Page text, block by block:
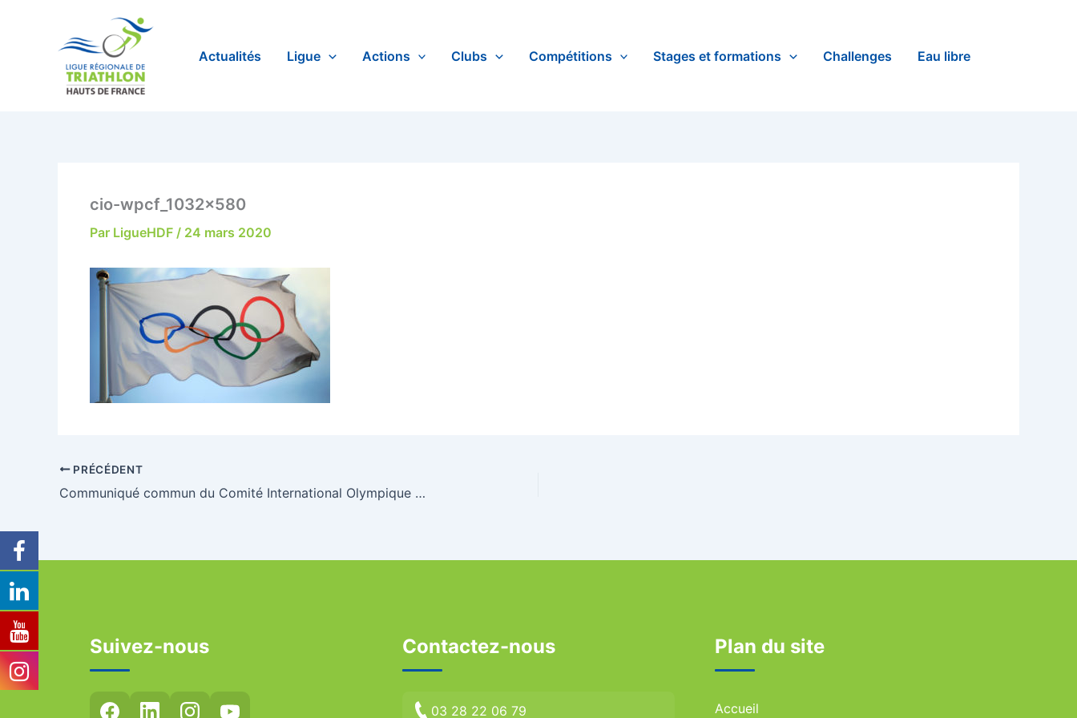
Actualités Ligue Actions Clubs Compétitions Stages et formations Challenges Eau libre
cio-wpcf_1032x580
Par LigueHDF / 24 mars 2020
PRÉCÉDENT
Communiqué commun du Comité International Olympique et du Comité d’Organisation de Tokyo 2020 2020
Suivez-nous Contactez-nous
03 28 22 06 79
Plan du site
Accueil